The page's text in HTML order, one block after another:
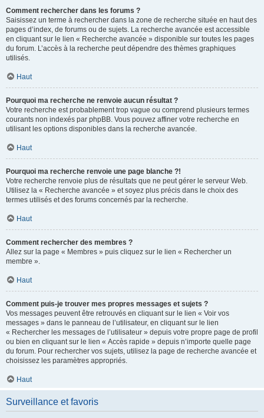
Comment rechercher dans les forums ?
Saisissez un terme à rechercher dans la zone de recherche située en haut des
pages d’index, de forums ou de sujets. La recherche avancée est accessible
en cliquant sur le lien « Recherche avancée » disponible sur toutes les pages
du forum. L’accès à la recherche peut dépendre des thèmes graphiques
utilisés.
Haut
Pourquoi ma recherche ne renvoie aucun résultat ?
Votre recherche est probablement trop vague ou comprend plusieurs termes
courants non indexés par phpBB. Vous pouvez affiner votre recherche en
utilisant les options disponibles dans la recherche avancée.
Haut
Pourquoi ma recherche renvoie une page blanche ?!
Votre recherche renvoie plus de résultats que ne peut gérer le serveur Web.
Utilisez la « Recherche avancée » et soyez plus précis dans le choix des
termes utilisés et des forums concernés par la recherche.
Haut
Comment rechercher des membres ?
Allez sur la page « Membres » puis cliquez sur le lien « Rechercher un
membre ».
Haut
Comment puis-je trouver mes propres messages et sujets ?
Vos messages peuvent être retrouvés en cliquant sur le lien « Voir vos
messages » dans le panneau de l’utilisateur, en cliquant sur le lien
« Rechercher les messages de l’utilisateur » depuis votre propre page de profil
ou bien en cliquant sur le lien « Accès rapide » depuis n’importe quelle page
du forum. Pour rechercher vos sujets, utilisez la page de recherche avancée et
choisissez les paramètres appropriés.
Haut
Surveillance et favoris